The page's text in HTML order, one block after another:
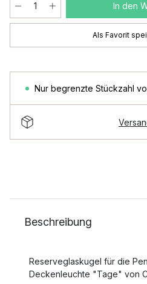
In den
Als Favorit
Nur begrenzte Stückzahl
Beschreibung
Reserveglaskugel für die
Deckenleuchte "Tage" von